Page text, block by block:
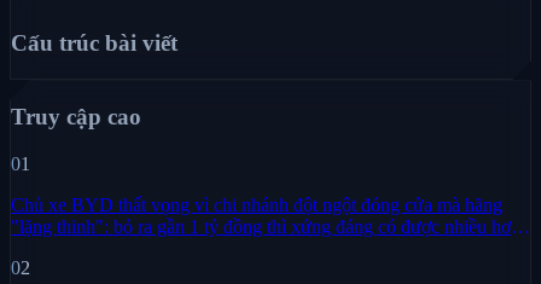
Cấu trúc bài viết
Truy cập cao
01
Chủ xe BYD thất vọng vì chi nhánh đột ngột đóng cửa mà hãng
"lặng thinh": bỏ ra gần 1 tỷ đồng thì xứng đáng có được nhiều hơn
02